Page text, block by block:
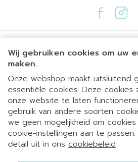
Wij gebruiken cookies om uw
maken.
Onze webshop maakt uitsluitend
essentiële cookies. Deze cookies
onze website te laten
gebruik van andere soorten
we geen mogelijkheid om
cookie-instellingen aan te
detail uit in ons cookiebeleid
Juridische links